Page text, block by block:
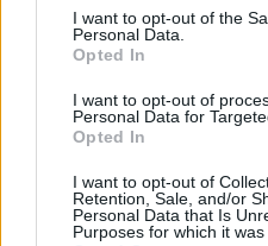
consent section.
I want to opt-out of the
Personal Data.
Opted In
I want to opt-out of
Personal Data for
Opted In
I want to opt-out of
Retention, Sale, and/or
Personal Data that Is
Purposes for which it was
állagvédelmére fordítható
megteremtésére az
Emlékeztetett arra, hogy
nem ismeretes, első említése
okleveléből származik.
volt, a legjelentősebb